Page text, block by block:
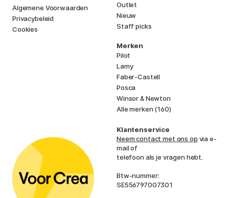
Algemene Voorwaarden
Privacybeleid
Cookies
Outlet
Nieuw
Staff picks
Merken
Pilot
Lamy
Faber-Castell
Posca
Winsor & Newton
Alle merken (160)
Klantenservice
Neem contact met ons op via e-
mail of
telefoon als je vragen hebt.
Btw-nummer:
SE556797007301